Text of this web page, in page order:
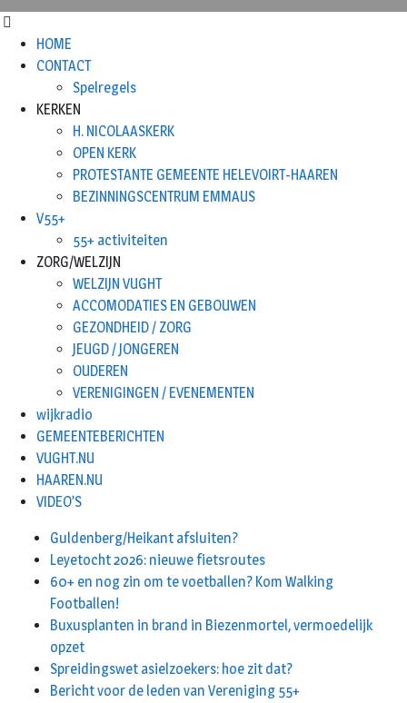
HOME
CONTACT
Spelregels
KERKEN
H. NICOLAASKERK
OPEN KERK
PROTESTANTE GEMEENTE HELEVOIRT-HAAREN
BEZINNINGSCENTRUM EMMAUS
V55+
55+ activiteiten
ZORG/WELZIJN
WELZIJN VUGHT
ACCOMODATIES EN GEBOUWEN
GEZONDHEID / ZORG
JEUGD / JONGEREN
OUDEREN
VERENIGINGEN / EVENEMENTEN
wijkradio
GEMEENTEBERICHTEN
VUGHT.NU
HAAREN.NU
VIDEO’S
Guldenberg/Heikant afsluiten?
Leyetocht 2026: nieuwe fietsroutes
60+ en nog zin om te voetballen? Kom Walking
Footballen!
Buxusplanten in brand in Biezenmortel, vermoedelijk
opzet
Spreidingswet asielzoekers: hoe zit dat?
Bericht voor de leden van Vereniging 55+